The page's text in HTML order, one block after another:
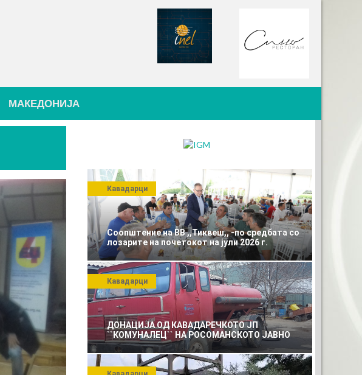
МАКЕДОНИЈА
Соопштение на ВВ ,,Тиквеш,, -по средбата со
лозарите на почетокот на јули 2026 г.
Кавадарци
ДОНАЦИЈА ОД КАВАДАРЕЧКОТО ЈП
``КОМУНАЛЕЦ`` НА РОСОМАНСКОТО ЈАВНО
ПРЕТПРИЈАТИЕ ЗА КОМУНАЛНО УСЛУГИ
Кавадарци